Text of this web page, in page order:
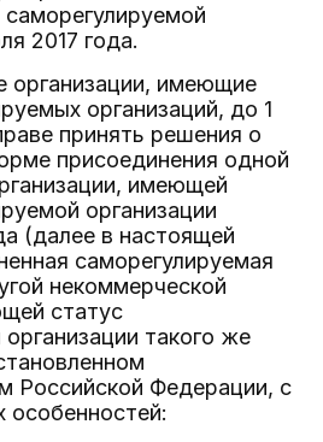
саморегулируемой
2017 года.
организации, имеющие
организаций, до 1
принять решения о
присоединения одной
имеющей
организации
(далее в настоящей
саморегулируемая
некоммерческой
статус
такого же
Российской Федерации, с